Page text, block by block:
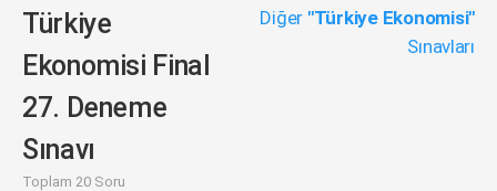
Türkiye
Ekonomisi Final
27. Deneme
Sınavı
Toplam 20 Soru
Diğer "Türkiye Ekonomisi"
Sınavları